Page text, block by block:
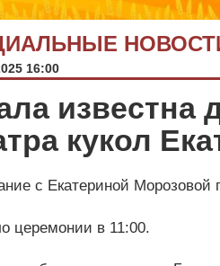
16:00
известна
кукол
с Екатериной Морозовой
церемонии в 11:00.